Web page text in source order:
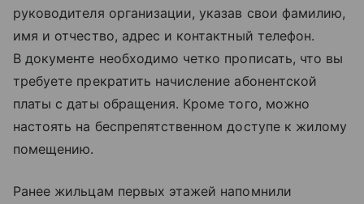
руководителя организации, указав свои фамилию,
имя и отчество, адрес и контактный телефон.
В документе необходимо четко прописать, что вы
требуете прекратить начисление абонентской
платы с даты обращения. Кроме того, можно
настоять на беспрепятственном доступе к жилому
помещению.
Ранее жильцам первых этажей напомнили